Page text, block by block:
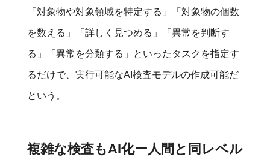
「対象物や対象領域を特定する」「対象物の個数
を数える」「詳しく見つめる」「異常を判断す
る」「異常を分類する」といったタスクを指定す
るだけで、実行可能なAI検査モデルの作成可能だ
という。
複雑な検査もAI化ー人間と同レベル